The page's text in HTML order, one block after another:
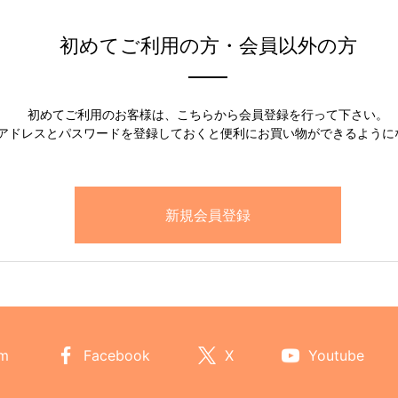
初めてご利用の方・会員以外の方
初めてご利用のお客様は、こちらから会員登録を行って下さい。
ドレスとパスワードを登録しておくと便利にお買い物ができるよう
Facebook X Youtube